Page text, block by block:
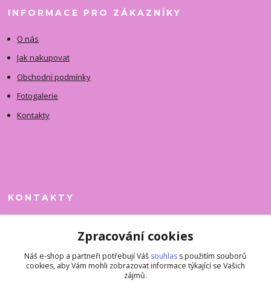
INFORMACE PRO ZÁKAZNÍKY
O nás
Jak nakupovat
Obchodní podmínky
Fotogalerie
Kontakty
KONTAKTY
+420 731 390 323
superkousky@jetovmode.cz
Zpracování cookies
Náš e-shop a partneři potřebují Váš souhlas s použitím souborů
cookies, aby Vám mohli zobrazovat informace týkající se Vašich
zájmů.